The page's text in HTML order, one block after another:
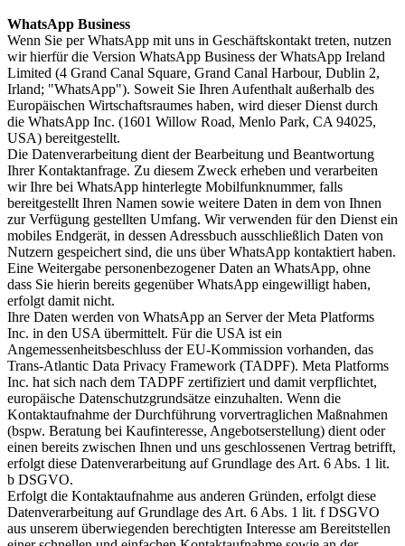
WhatsApp Business
Wenn Sie per WhatsApp mit uns in Geschäftskontakt treten, nutzen
wir hierfür die Version WhatsApp Business der WhatsApp Ireland
Limited (4 Grand Canal Square, Grand Canal Harbour, Dublin 2,
Irland; "WhatsApp"). Soweit Sie Ihren Aufenthalt außerhalb des
Europäischen Wirtschaftsraumes haben, wird dieser Dienst durch
die WhatsApp Inc. (1601 Willow Road, Menlo Park, CA 94025,
USA) bereitgestellt.
Die Datenverarbeitung dient der Bearbeitung und Beantwortung
Ihrer Kontaktanfrage. Zu diesem Zweck erheben und verarbeiten
wir Ihre bei WhatsApp hinterlegte Mobilfunknummer, falls
bereitgestellt Ihren Namen sowie weitere Daten in dem von Ihnen
zur Verfügung gestellten Umfang. Wir verwenden für den Dienst ein
mobiles Endgerät, in dessen Adressbuch ausschließlich Daten von
Nutzern gespeichert sind, die uns über WhatsApp kontaktiert haben.
Eine Weitergabe personenbezogener Daten an WhatsApp, ohne
dass Sie hierin bereits gegenüber WhatsApp eingewilligt haben,
erfolgt damit nicht.
Ihre Daten werden von WhatsApp an Server der Meta Platforms
Inc. in den USA übermittelt. Für die USA ist ein
Angemessenheitsbeschluss der EU-Kommission vorhanden, das
Trans-Atlantic Data Privacy Framework (TADPF). Meta Platforms
Inc. hat sich nach dem TADPF zertifiziert und damit verpflichtet,
europäische Datenschutzgrundsätze einzuhalten. Wenn die
Kontaktaufnahme der Durchführung vorvertraglichen Maßnahmen
(bspw. Beratung bei Kaufinteresse, Angebotserstellung) dient oder
einen bereits zwischen Ihnen und uns geschlossenen Vertrag betrifft,
erfolgt diese Datenverarbeitung auf Grundlage des Art. 6 Abs. 1 lit.
b DSGVO.
Erfolgt die Kontaktaufnahme aus anderen Gründen, erfolgt diese
Datenverarbeitung auf Grundlage des Art. 6 Abs. 1 lit. f DSGVO
aus unserem überwiegenden berechtigten Interesse am Bereitstellen